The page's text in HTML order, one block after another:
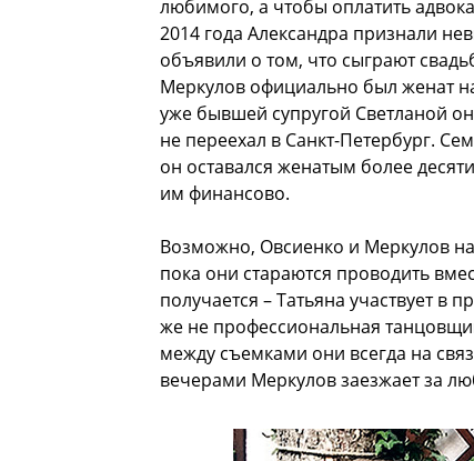
любимого, а чтобы оплатить
2014 года Александра признали
объявили о том, что сыграют
Меркулов официально был женат
уже бывшей супругой Светланой
не переехал в Санкт-Петербург.
он оставался женатым более
им финансово.
Возможно, Овсиенко и Меркулов
пока они стараются проводить
получается – Татьяна участвует в
же не профессиональная
между съемками они всегда на
вечерами Меркулов заезжает за